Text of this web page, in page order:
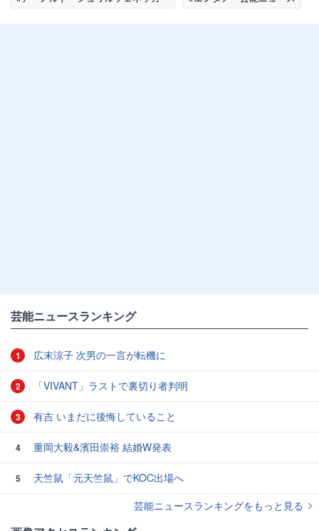
芸能ニュースランキング
1 広末涼子 次男の一言が転機に
2 「VIVANT」ラストで裏切り者判明
3 有吉 いまだに後悔していること
4 重岡大毅&濱田崇裕 結婚W発表
5
天竺鼠「元天竺鼠」でKOC出場へ
芸能ニュースランキングをもっと見る